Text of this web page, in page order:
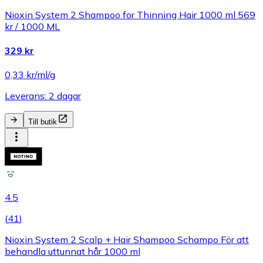
Nioxin System 2 Shampoo for Thinning Hair 1000 ml 569
kr / 1000 ML
329 kr
0,33 kr/ml/g
Leverans: 2 dagar
Till butik
4.5
(41)
Nioxin System 2 Scalp + Hair Shampoo Schampo För att
behandla uttunnat hår 1000 ml